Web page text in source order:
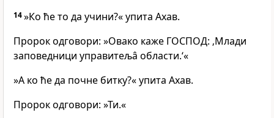
14»Ко ће то да учини?« упита Ахав.
Пророк одговори: »Овако каже ГОСПОД: ‚Млади
заповедници управитељâ области.‘«
»А ко ће да почне битку?« упита Ахав.
Пророк одговори: »Ти.«